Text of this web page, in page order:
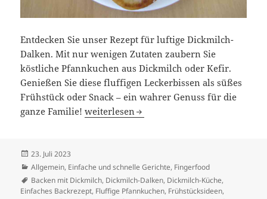
Entdecken Sie unser Rezept für luftige Dickmilch-
Dalken. Mit nur wenigen Zutaten zaubern Sie
köstliche Pfannkuchen aus Dickmilch oder Kefir.
Genießen Sie diese fluffigen Leckerbissen als süßes
Frühstück oder Snack – ein wahrer Genuss für die
ganze Familie!Dalken / Dalkerln
weiterlesen
Veröffentlicht
am
23. Juli 2023
Kategorien
Allgemein, Einfache und schnelle Gerichte, Fingerfood
Schlagwörter
Backen mit Dickmilch, Dickmilch-Dalken, Dickmilch-Küche,
Einfaches Backrezept, Fluffige Pfannkuchen, Frühstücksideen,